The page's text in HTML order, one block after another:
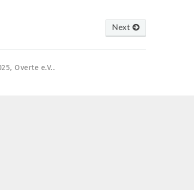
Next
Overte e.V..